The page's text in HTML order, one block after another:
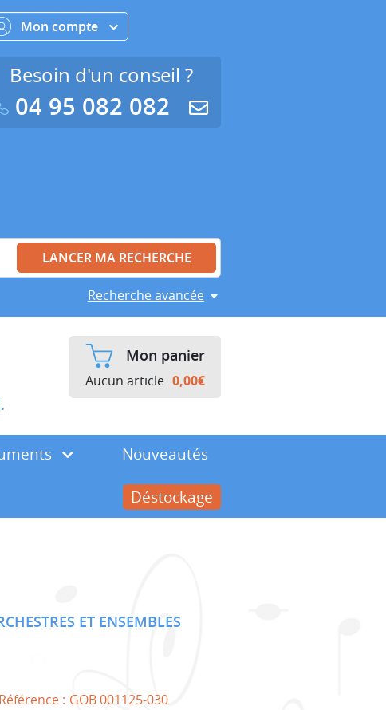
Recherche avancée
Mon compte
Besoin d'un conseil ?
04 95 082 082
Mon panier
Aucun article 0,00€
Nouveautés
Déstockage
ET ENSEMBLES
Référence : GOB 001125-030